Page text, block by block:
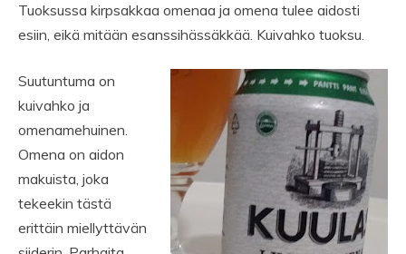
Tuoksussa kirpsakkaa omenaa ja omena tulee aidosti
esiin, eikä mitään esanssihässäkkää. Kuivahko tuoksu.
Suutuntuma on
kuivahko ja
omenamehuinen.
Omena on aidon
makuista, joka
tekeekin tästä
erittäin miellyttävän